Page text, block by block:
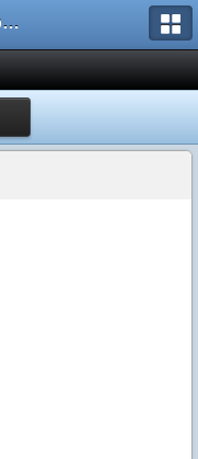
AMXX.pl: Support AMX Mod X i SourceMod